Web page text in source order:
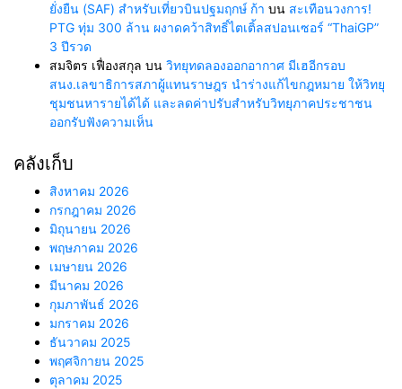
ยั่งยืน (SAF) สำหรับเที่ยวบินปฐมฤกษ์ ก้า บน สะเทือนวงการ!
PTG ทุ่ม 300 ล้าน ผงาดคว้าสิทธิ์ไตเติ้ลสปอนเซอร์ “ThaiGP”
3 ปีรวด
สมจิตร เฟื่องสกุล บน วิทยุทดลองออกอากาศ มีเฮอีกรอบ
สนง.เลขาธิการสภาผู้แทนราษฎร นำร่างแก้ไขกฎหมาย ให้วิทยุ
ชุมชนหารายได้ได้ และลดค่าปรับสำหรับวิทยุภาคประชาชน
ออกรับฟังความเห็น
คลังเก็บ
สิงหาคม 2026
กรกฎาคม 2026
มิถุนายน 2026
พฤษภาคม 2026
เมษายน 2026
มีนาคม 2026
กุมภาพันธ์ 2026
มกราคม 2026
ธันวาคม 2025
พฤศจิกายน 2025
ตุลาคม 2025